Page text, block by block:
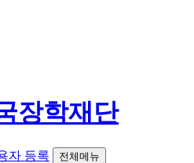
자 등록 전체메뉴